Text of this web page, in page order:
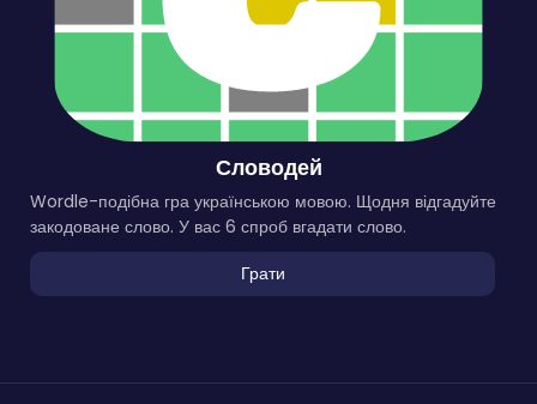
Словодей
Wordle-подібна гра українською мовою. Щодня відгадуйте
закодоване слово. У вас 6 спроб вгадати слово.
Грати